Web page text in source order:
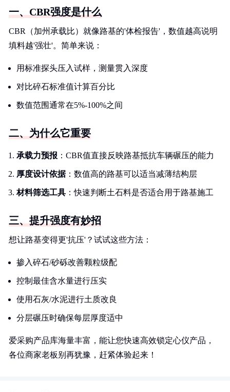
一、CBR强度是什么
CBR（加州承载比）就像路基的'体检报告'，数值越高说明
填料越'强壮'。简单来说：
用标准探头压入试样，测量贯入深度
对比碎石标准值计算百分比
数值范围通常在5%-100%之间
二、为什么它重要
承载力预报 ：CBR值直接反映路基抵抗车辆碾压的能力
厚度设计依据：数值高的路基可以适当减薄结构层
材料筛选工具 ：快速判断土石料是否适合用于路基施工
三、提升强度有妙招
想让路基变得更'抗压'？试试这些方法：
掺入碎石/砂砾改善颗粒级配
控制最佳含水量进行压实
使用石灰/水泥进行土质改良
分层碾压时确保每层厚度适中
爱采购产品库海量丰富，能让您快速高效锁定心仪产品，
各位商家老板别再犹豫，赶紧体验起来！